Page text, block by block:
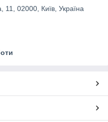
11, 02000, Київ, Україна